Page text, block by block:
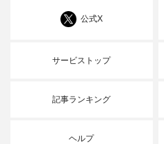
公式X
サービストップ
記事ランキング
ヘルプ